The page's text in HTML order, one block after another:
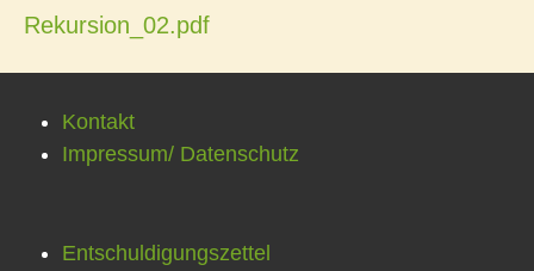
Rekursion_02.pdf
Kontakt
Impressum/ Datenschutz
Entschuldigungszettel